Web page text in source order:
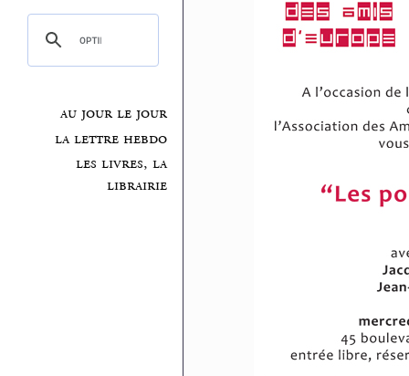
au jour le jour
la lettre hebdo
les livres, la
librairie